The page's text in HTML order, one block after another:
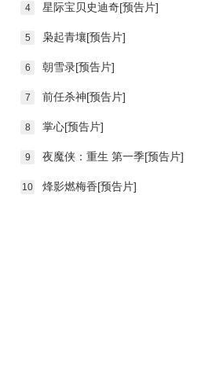
4 星际宝贝史迪奇[预告片]
5 枭起青壤[预告片]
6 朝雪录[预告片]
7 前任杀神[预告片]
8 掌心[预告片]
9 夜魔侠：重生 第一季[预告片]
10 烽影燃梅香[预告片]